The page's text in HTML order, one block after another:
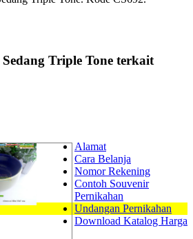
Triple Tone terkait
Alamat
Cara Belanja
Nomor Rekening
Contoh Souvenir
Pernikahan
Undangan Pernikahan
Download Katalog Harga